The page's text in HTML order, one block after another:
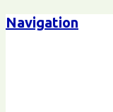
Navigation